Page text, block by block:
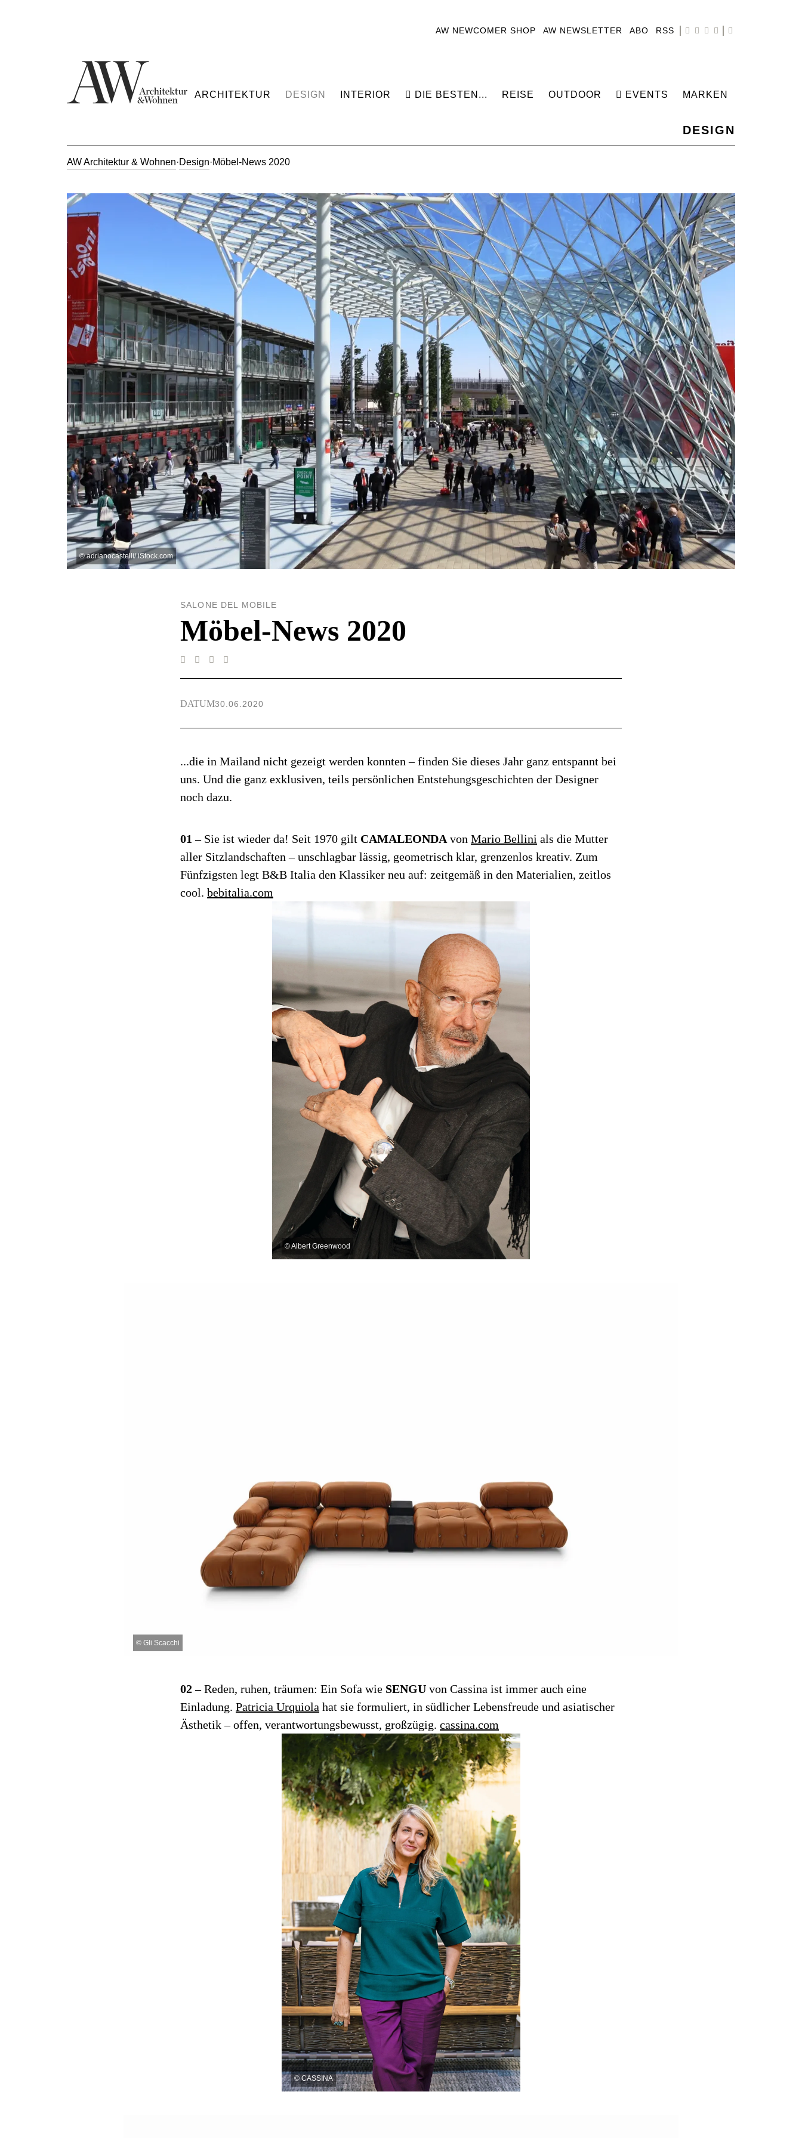
AW NEWCOMER SHOP AW NEWSLETTER ABO RSS
ARCHITEKTUR DESIGN INTERIOR DIE BESTEN... REISE OUTDOOR EVENTS MARKEN
DESIGN
AW Architektur & Wohnen·Design·Möbel-News 2020
© adrianocastelli/ iStock.com
SALONE DEL MOBILE
Möbel-News 2020
DATUM30.06.2020
...die in Mailand nicht gezeigt werden konnten – finden Sie dieses Jahr ganz entspannt bei
uns. Und die ganz exklusiven, teils persönlichen Entstehungsgeschichten der Designer
noch dazu.
©Albert Greenwood
01 –Sie ist wieder da! Seit 1970 gilt CAMALEONDA von Mario Bellini als die Mutter
aller Sitzlandschaften – unschlagbar lässig, geometrisch klar, grenzenlos kreativ. Zum
Fünfzigsten legt B&B Italia den Klassiker neu auf: zeitgemäß in den Materialien, zeitlos
cool. bebitalia.com
© Gli Scacchi
© CASSINA
02 –Reden, ruhen, träumen: Ein Sofa wie SENGU von Cassina ist immer auch eine
Einladung. Patricia Urquiola hat sie formuliert, in südlicher Lebensfreude und asiatischer
Ästhetik – offen, verantwortungsbewusst, großzügig. cassina.com